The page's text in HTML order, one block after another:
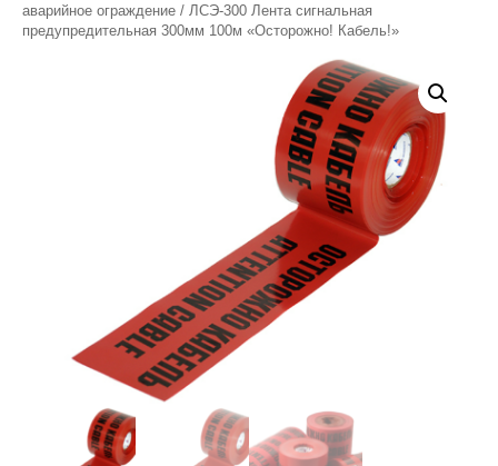
аварийное ограждение / ЛСЭ-300 Лента сигнальная
предупредительная 300мм 100м «Осторожно! Кабель!»